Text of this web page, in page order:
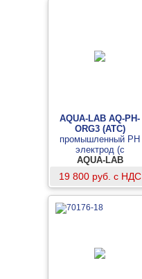
AQUA-LAB AQ-PH-
ORG3 (ATC)
промышленный PH
электрод (с
температурной
компенсацией)
AQUA-LAB
19 800 руб. с НДС